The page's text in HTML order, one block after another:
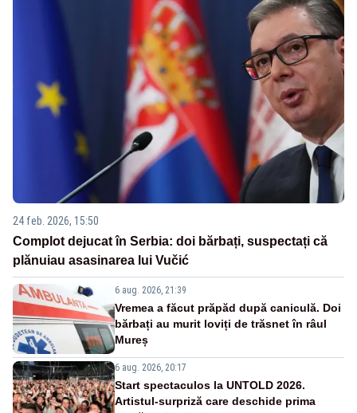
24 feb. 2026, 15:50
Complot dejucat în Serbia: doi bărbați, suspectați că
plănuiau asasinarea lui Vučić
6 aug. 2026, 21:39
Vremea a făcut prăpăd după caniculă. Doi
bărbați au murit loviți de trăsnet în râul
Mureș
6 aug. 2026, 20:17
Start spectaculos la UNTOLD 2026.
Artistul-surpriză care deschide prima